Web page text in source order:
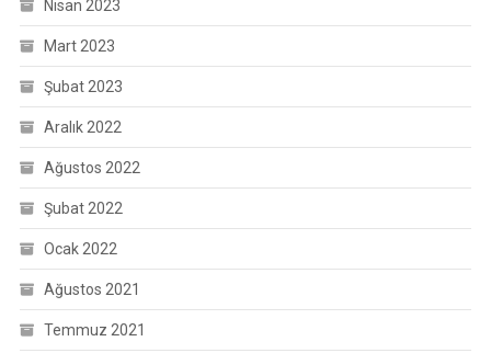
Nisan 2023
Mart 2023
Şubat 2023
Aralık 2022
Ağustos 2022
Şubat 2022
Ocak 2022
Ağustos 2021
Temmuz 2021